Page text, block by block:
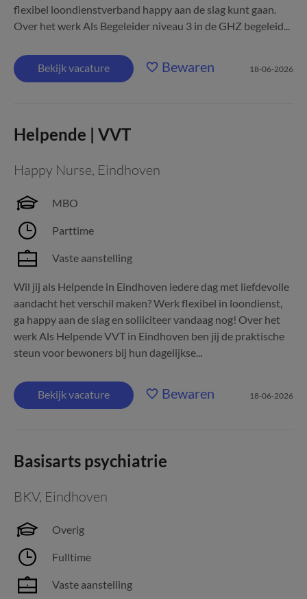
flexibel loondienstverband happy aan de slag kunt gaan.
Over het werk Als Begeleider niveau 3 in de GHZ begeleid...
Bekijk vacature Bewaren 18-06-2026
Helpende | VVT
Happy Nurse, Eindhoven
MBO
Parttime
Vaste aanstelling
Wil jij als Helpende in Eindhoven iedere dag met liefdevolle
aandacht het verschil maken? Werk flexibel in loondienst,
ga happy aan de slag en solliciteer vandaag nog! Over het
werk Als Helpende VVT in Eindhoven ben jij de praktische
steun voor bewoners bij hun dagelijkse...
Bekijk vacature Bewaren 18-06-2026
Basisarts psychiatrie
BKV, Eindhoven
Overig
Fulltime
Vaste aanstelling